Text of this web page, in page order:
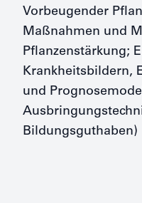
Vorbeugender
Maßnahmen und
Pflanzenstärkung;
Krankheitsbildern,
und
Bildungsguthaben)